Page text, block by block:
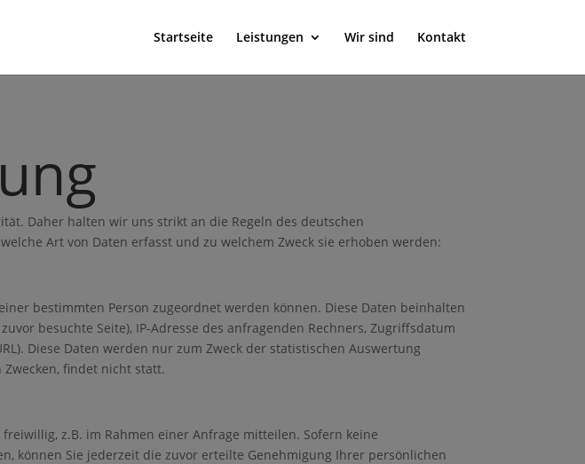
Startseite Leistungen Wir sind Kontakt
Daher halten wir uns strikt an die Regeln des deutschen
Art von Daten erfasst und zu welchem Zweck sie erhoben werden:
bestimmten Person zugeordnet werden können. Diese Daten beinhalten
besuchte Seite), IP-Adresse des anfragenden Rechners, Zugriffsdatum
Diese Daten werden nur zum Zweck der statistischen Auswertung
findet nicht statt.
z.B. im Rahmen einer Anfrage mitteilen. Sofern keine
können Sie jederzeit die zuvor erteilte Genehmigung Ihrer persönlichen